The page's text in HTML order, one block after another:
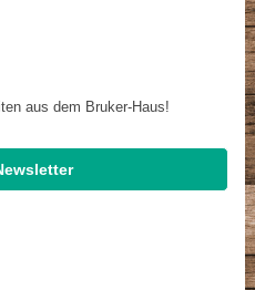
aus dem Bruker-Haus!